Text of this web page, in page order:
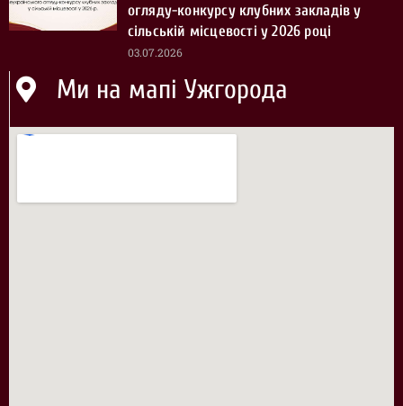
огляду-конкурсу клубних закладів у
сільській місцевості у 2026 році
03.07.2026
Ми на мапі Ужгорода